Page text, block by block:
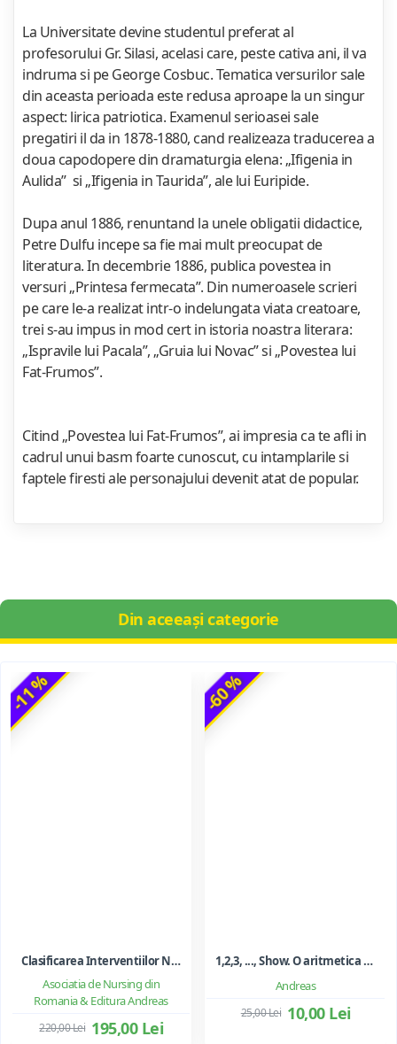
La Universitate devine studentul preferat al
profesorului Gr. Silasi, acelasi care, peste cativa ani, il va
indruma si pe George Cosbuc. Tematica versurilor sale
din aceasta perioada este redusa aproape la un singur
aspect: lirica patriotica. Examenul serioasei sale
pregatiri il da in 1878-1880, cand realizeaza traducerea a
doua capodopere din dramaturgia elena: „Ifigenia in
Aulida” si „Ifigenia in Taurida”, ale lui Euripide.
Dupa anul 1886, renuntand la unele obligatii didactice,
Petre Dulfu incepe sa fie mai mult preocupat de
literatura. In decembrie 1886, publica povestea in
versuri „Printesa fermecata”. Din numeroasele scrieri
pe care le-a realizat intr-o indelungata viata creatoare,
trei s-au impus in mod cert in istoria noastra literara:
„Ispravile lui Pacala”, „Gruia lui Novac” si „Povestea lui
Fat-Frumos”.
Citind „Povestea lui Fat-Frumos”, ai impresia ca te afli in
cadrul unui basm foarte cunoscut, cu intamplarile si
faptele firesti ale personajului devenit atat de popular.
Din aceeași categorie
-11 %
Asociatia de Nursing din
Romania & Editura Andreas
Clasificarea Interventiilor Nursing (NIC)
195,00 Lei
220,00 Lei
-60 %
Andreas
1,2,3, ..., Show. O aritmetica emotionala, o poezie a matematicii - Ioan Dancila
10,00 Lei
25,00 Lei